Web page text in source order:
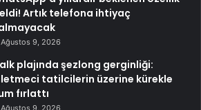
Artık telefona ihtiyaç
Ağustos 9, 2026
plajında şezlong gerginliği:
tatilcilerin üzerine kürekle
fırlattı
Ağustos 9, 2026